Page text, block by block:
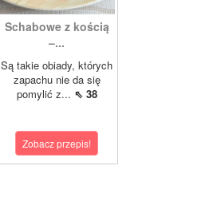
Schabowe z kością
–...
Są takie obiady, których
zapachu nie da się
pomylić z... ⇖ 38
Zobacz przepis!